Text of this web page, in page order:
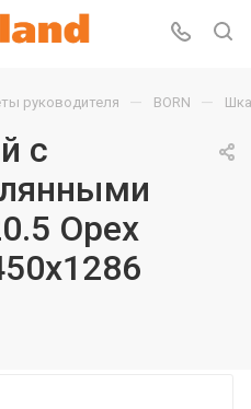
руководителя — BORN —
с
Орех